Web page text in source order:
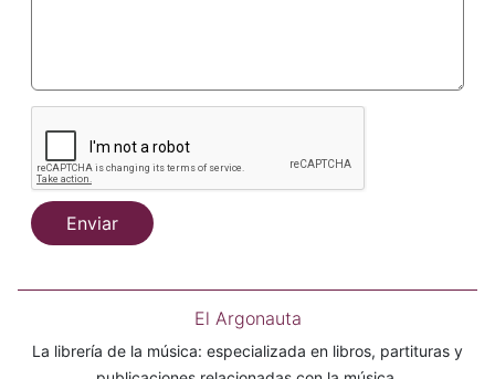
Enviar
El Argonauta
La librería de la música: especializada en libros, partituras y